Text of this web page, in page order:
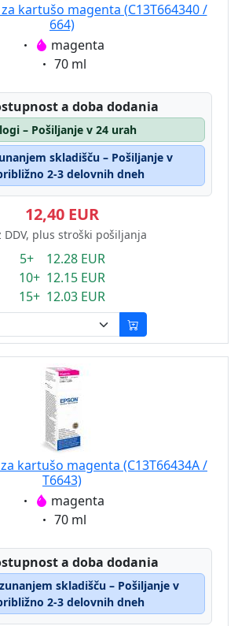
kartušo magenta (C13T664340 /
664)
Eigenschaft:
magenta
Eigenschaft:
70 ml
a doba dodania
– Pošiljanje v 24 urah
skladišču – Pošiljanje v
2-3 delovnih dneh
12,40 EUR
DDV, plus stroški pošiljanja
5+ 12.28 EUR
10+ 12.15 EUR
15+ 12.03 EUR
kartušo magenta (C13T66434A /
T6643)
Eigenschaft:
magenta
Eigenschaft:
70 ml
a doba dodania
skladišču – Pošiljanje v
2-3 delovnih dneh